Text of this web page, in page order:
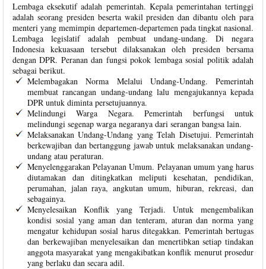
Lembaga eksekutif adalah pemerintah. Kepala pemerintahan tertinggi
adalah seorang presiden beserta wakil presiden dan dibantu oleh para
menteri yang memimpin departemen-departemen pada tingkat nasional.
Lembaga legislatif adalah pembuat undang-undang. Di negara
Indonesia kekuasaan tersebut dilaksanakan oleh presiden bersama
dengan DPR. Peranan dan fungsi pokok lembaga sosial politik adalah
sebagai berikut.
Melembagakan Norma Melalui Undang-Undang. Pemerintah
membuat rancangan undang-undang lalu mengajukannya kepada
DPR untuk diminta persetujuannya.
Melindungi Warga Negara. Pemerintah berfungsi untuk
melindungi segenap warga negaranya dari serangan bangsa lain.
Melaksanakan Undang-Undang yang Telah Disetujui. Pemerintah
berkewajiban dan bertanggung jawab untuk melaksanakan undang-
undang atau peraturan.
Menyelenggarakan Pelayanan Umum. Pelayanan umum yang harus
diutamakan dan ditingkatkan meliputi kesehatan, pendidikan,
perumahan, jalan raya, angkutan umum, hiburan, rekreasi, dan
sebagainya.
Menyelesaikan Konflik yang Terjadi. Untuk mengembalikan
kondisi sosial yang aman dan tenteram, aturan dan norma yang
mengatur kehidupan sosial harus ditegakkan. Pemerintah bertugas
dan berkewajiban menyelesaikan dan menertibkan setiap tindakan
anggota masyarakat yang mengakibatkan konflik menurut prosedur
yang berlaku dan secara adil.